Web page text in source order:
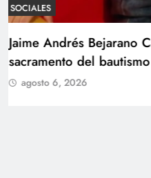
SOCIALES
Con amor y alegría
de Juan
agosto 6, 2026